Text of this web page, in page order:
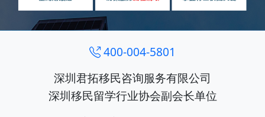
400-004-5801
深圳君拓移民咨询服务有限公司
深圳移民留学行业协会副会长单位